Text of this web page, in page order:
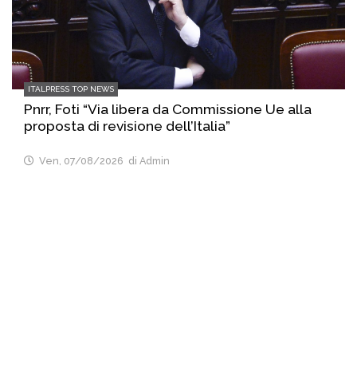
ITALPRESS TOP NEWS
Pnrr, Foti “Via libera da Commissione Ue alla
proposta di revisione dell’Italia”
Ven, 07/08/2026 di Admin